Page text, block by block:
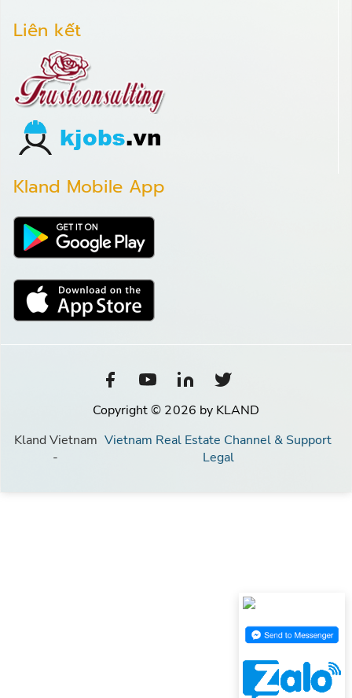
Liên kết
Kland Mobile App
Copyright © 2026 by KLAND
Kland Vietnam
-
Vietnam Real Estate Channel & Support
Legal